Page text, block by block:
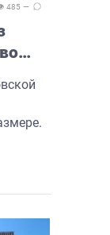
485 —